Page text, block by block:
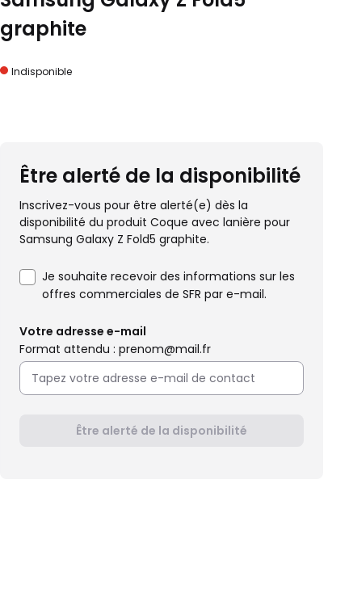
graphite
Indisponible
Être alerté de la disponibilité
Inscrivez-vous pour être alerté(e) dès la
disponibilité du produit Coque avec lanière pour
Samsung Galaxy Z Fold5 graphite.
Je souhaite recevoir des informations sur les
offres commerciales de SFR par e-mail.
Votre adresse e-mail
Format attendu : prenom@mail.fr
Être alerté de la disponibilité